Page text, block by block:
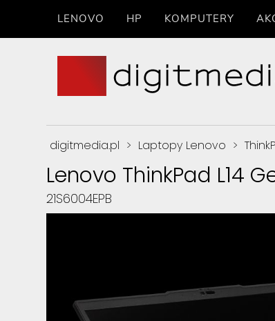
LENOVO HP KOMPUTERY
digitmedia.pl > Laptopy Lenovo >
Lenovo ThinkPad L14
21S6004EPB